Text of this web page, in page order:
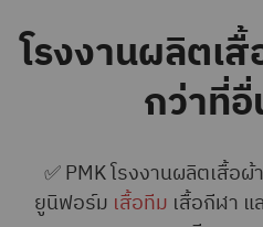
โรงงานผลิตเ
กว่าที่อื่
✅ PMK โรงงานผลิตเสื้อ
ยูนิฟอร์ม เสื้อทีม เสื้อกีฬา